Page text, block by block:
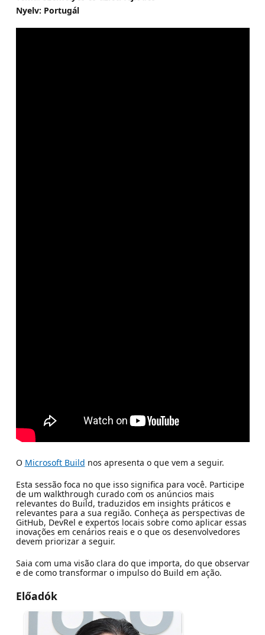
Nyelv: Portugál
O Microsoft Build nos apresenta o que vem a seguir.
Esta sessão foca no que isso significa para você. Participe
de um walkthrough curado com os anúncios mais
relevantes do Build, traduzidos em insights práticos e
relevantes para a sua região. Conheça as perspectivas de
GitHub, DevRel e expertos locais sobre como aplicar essas
inovações em cenários reais e o que os desenvolvedores
devem priorizar a seguir.
Saia com uma visão clara do que importa, do que observar
e de como transformar o impulso do Build em ação.
Előadók